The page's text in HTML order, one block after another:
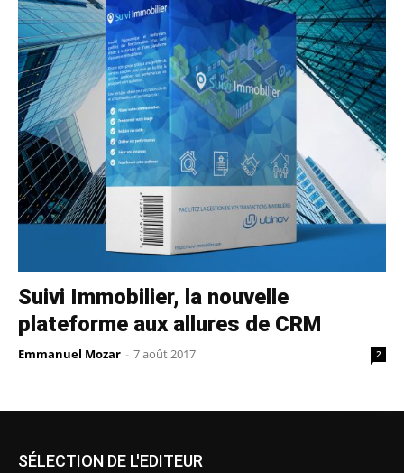
Suivi Immobilier, la nouvelle
plateforme aux allures de CRM
Emmanuel Mozar - 7 août 2017 2
SÉLECTION DE L'EDITEUR